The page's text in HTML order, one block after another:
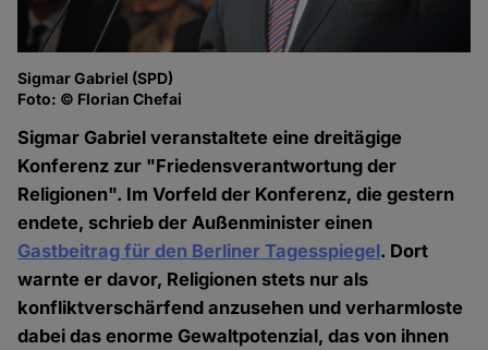
Sigmar Gabriel (SPD)
Foto: © Florian Chefai
Sigmar Gabriel veranstaltete eine dreitägige
Konferenz zur "Friedensverantwortung der
Religionen". Im Vorfeld der Konferenz, die gestern
endete, schrieb der Außenminister einen
Gastbeitrag für den Berliner Tagesspiegel. Dort
warnte er davor, Religionen stets nur als
konfliktverschärfend anzusehen und verharmloste
dabei das enorme Gewaltpotenzial, das von ihnen